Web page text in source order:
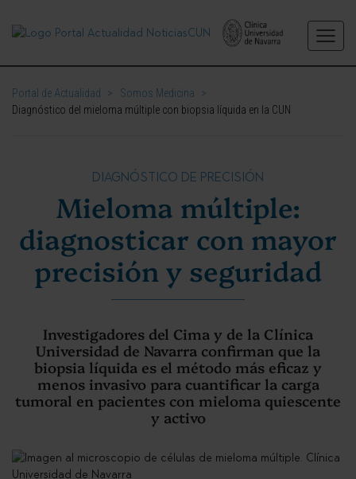
Portal de Actualidad > Somos Medicina
>
Diagnóstico del mieloma múltiple con biopsia líquida en la CUN
DIAGNÓSTICO DE PRECISIÓN
Mieloma múltiple:
diagnosticar con mayor
precisión y seguridad
Investigadores del Cima y de la Clínica
Universidad de Navarra confirman que la
biopsia líquida es el método más eficaz y
menos invasivo para cuantificar la carga
tumoral en pacientes con mieloma quiescente
y activo